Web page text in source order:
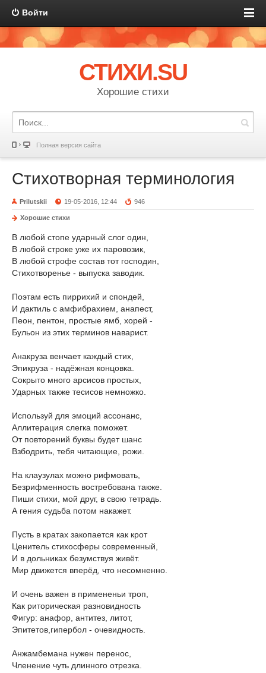
Войти
СТИХИ.SU
Хорошие стихи
Полная версия сайта
Стихотворная терминология
Prilutskii 19-05-2016, 12:44 946
Хорошие стихи
В любой стопе ударный слог один,
В любой строке уже их паровозик,
В любой строфе состав тот господин,
Стихотворенье - выпуска заводик.
Поэтам есть пиррихий и спондей,
И дактиль с амфибрахием, анапест,
Пеон, пентон, простые ямб, хорей -
Бульон из этих терминов наварист.
Анакруза венчает каждый стих,
Эпикруза - надёжная концовка.
Сокрыто много арсисов простых,
Ударных также тесисов немножко.
Используй для эмоций ассонанс,
Аллитерация слегка поможет.
От повторений буквы будет шанс
Взбодрить, тебя читающие, рожи.
На клаузулах можно рифмовать,
Безрифменность востребована также.
Пиши стихи, мой друг, в свою тетрадь.
А гения судьба потом накажет.
Пусть в кратах закопается как крот
Ценитель стихосферы современный,
И в дольниках безумствуя живёт.
Мир движется вперёд, что несомненно.
И очень важен в примененьи троп,
Как риторическая разновидность
Фигур: анафор, антитез, литот,
Эпитетов,гипербол - очевидность.
Анжамбемана нужен перенос,
Членение чуть длинного отрезка.